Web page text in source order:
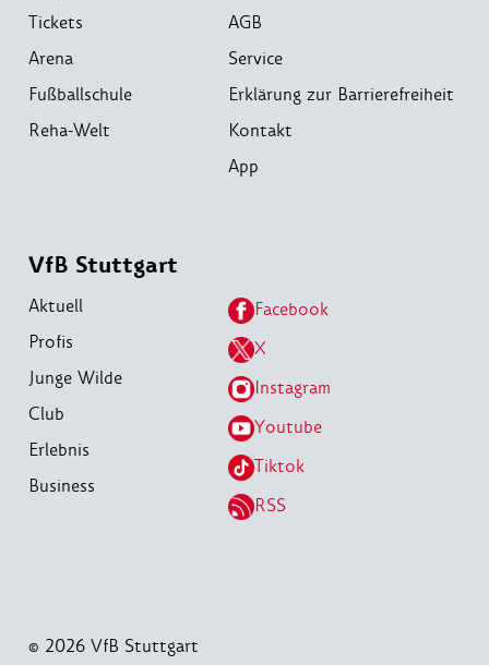
Tickets
Arena
Fußballschule
Reha-Welt
AGB
Service
Erklärung zur Barrierefreiheit
Kontakt
App
VfB Stuttgart
Aktuell
Profis
Junge Wilde
Club
Erlebnis
Business
Facebook
X
Instagram
Youtube
Tiktok
RSS
© 2026 VfB Stuttgart